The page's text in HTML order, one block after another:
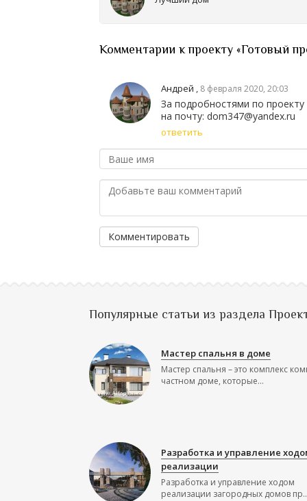
Комментарии к проекту «Готовый
Андрей , 8 февраля 2020, 20:03
За подробностями по
на почту: dom347@yandex.ru
ответить
Комментировать
Популярные статьи из раздела
Мастер спальня в доме
Мастер спальня – это комплекс
частном доме, которые...
Разработка и управление
реализации
Разработка и управление ходом
реализации загородных домов